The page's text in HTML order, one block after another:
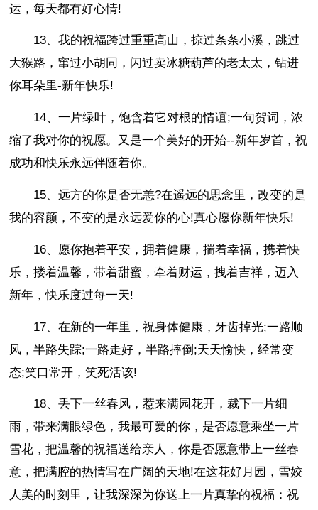
运，每天都有好心情!
13、我的祝福跨过重重高山，掠过条条小溪，跳过
大猴路，窜过小胡同，闪过卖冰糖葫芦的老太太，钻进
你耳朵里-新年快乐!
14、一片绿叶，饱含着它对根的情谊;一句贺词，浓
缩了我对你的祝愿。又是一个美好的开始--新年岁首，祝
成功和快乐永远伴随着你。
15、远方的你是否无恙?在遥远的思念里，改变的是
我的容颜，不变的是永远爱你的心!真心愿你新年快乐!
16、愿你抱着平安，拥着健康，揣着幸福，携着快
乐，搂着温馨，带着甜蜜，牵着财运，拽着吉祥，迈入
新年，快乐度过每一天!
17、在新的一年里，祝身体健康，牙齿掉光;一路顺
风，半路失踪;一路走好，半路摔倒;天天愉快，经常变
态;笑口常开，笑死活该!
18、丢下一丝春风，惹来满园花开，裁下一片细
雨，带来满眼绿色，我最可爱的你，是否愿意乘坐一片
雪花，把温馨的祝福送给亲人，你是否愿意带上一丝春
意，把满腔的热情写在广阔的天地!在这花好月园，雪姣
人美的时刻里，让我深深为你送上一片真挚的祝福：祝